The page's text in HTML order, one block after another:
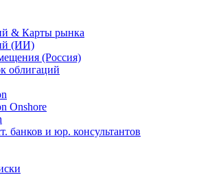
& Карты рынка
(ИИ)
(Россия)
облигаций
Onshore
банков и юр. консультантов